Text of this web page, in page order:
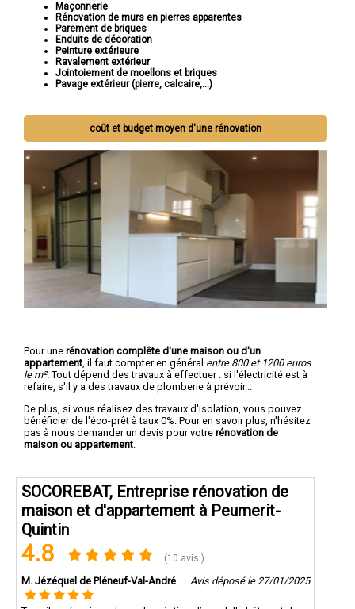
Maçonnerie
Rénovation de murs en pierres apparentes
Parement de briques
Enduits de décoration
Peinture extérieure
Ravalement extérieur
Jointoiement de moellons et briques
Pavage extérieur (pierre, calcaire,...)
coût et budget moyen d'une rénovation
Pour une rénovation complête d'une maison ou d'un
appartement , il faut compter en général entre 800 et 1200 euros
le m². Tout dépend des travaux à effectuer : si l'électricité est à
refaire, s'il y a des travaux de plomberie à prévoir...
De plus, si vous réalisez des travaux d'isolation, vous pouvez
bénéficier de l'éco-prêt à taux 0%. Pour en savoir plus, n'hésitez
pas à nous demander un devis pour votre rénovation de
maison ou appartement
SOCOREBAT, Entreprise rénovation de
maison et d'appartement à Peumerit-
Quintin
4.8 (10 avis )
M. Jézéquel de Pléneuf-Val-André Avis déposé le 27/01/2025